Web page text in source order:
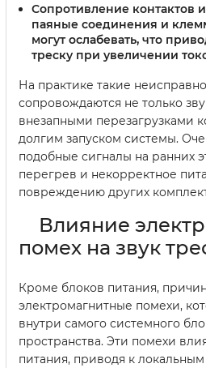
Сопротивление контактов
паяные соединения и
могут ослабевать, что
треску при увеличении
На практике такие
сопровождаются не только
внезапными перезагрузками
долгим запуском системы.
подобные сигналы на ранних
перегрев и некорректное
повреждению других
Влияние
помех на звук
Кроме блоков питания,
электромагнитные помехи,
внутри самого системного
пространства. Эти помехи
питания, приводя к